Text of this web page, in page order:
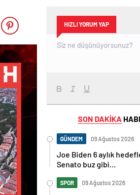
HIZLI YORUM YAP
SON DAKİKA
GÜNDEM 09 Ağustos 2026
Joe Biden 6 aylık
Senato buz gibi…
SPOR 09 Ağustos 2026